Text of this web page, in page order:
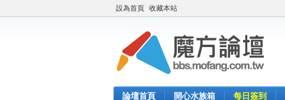
設為首頁 收藏本站
論壇首頁 開心水族箱 每日簽到